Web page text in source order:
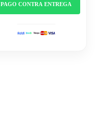
PAGO CONTRA ENTREGA